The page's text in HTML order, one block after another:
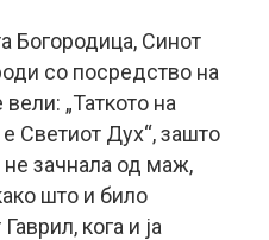
Богородица, Синот
со посредство на
„Таткото на
Светиот Дух“, зашто
зачнала од маж,
што и било
кога и ја